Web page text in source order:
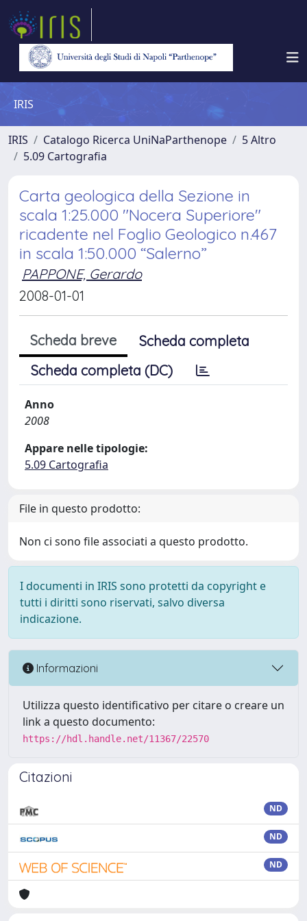
IRIS
IRIS Catalogo Ricerca UniNaParthenope
5 Altro
5.09 Cartografia
Carta geologica della Sezione in
scala 1:25.000 "Nocera Superiore"
ricadente nel Foglio Geologico n.467
in scala 1:50.000 “Salerno”
PAPPONE, Gerardo
2008-01-01
Scheda breve
Scheda completa
Scheda completa (DC)
Anno
2008
Appare nelle tipologie:
5.09 Cartografia
File in questo prodotto:
Non ci sono file associati a questo prodotto.
I documenti in IRIS sono protetti da copyright e
tutti i diritti sono riservati, salvo diversa
indicazione.
Informazioni
Utilizza questo identificativo per citare o creare un
link a questo documento:
https://hdl.handle.net/11367/22570
Citazioni
ND
ND
ND